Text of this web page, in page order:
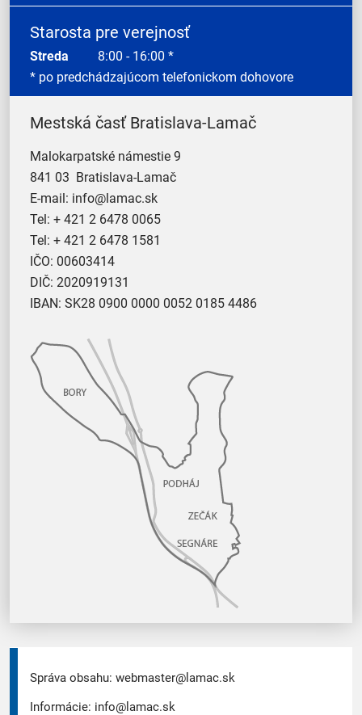
Starosta pre verejnosť
Streda 8:00 - 16:00 *
* po predchádzajúcom telefonickom dohovore
Mestská časť Bratislava-Lamač
Malokarpatské námestie 9
841 03 Bratislava-Lamač
E-mail: info@lamac.sk
Tel: + 421 2 6478 0065
Tel: + 421 2 6478 1581
IČO: 00603414
DIČ: 2020919131
IBAN: SK28 0900 0000 0052 0185 4486
Správa obsahu: webmaster@lamac.sk
Informácie: info@lamac.sk